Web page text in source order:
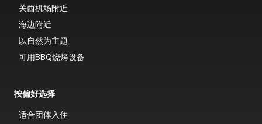
关西机场附近
海边附近
以自然为主题
可用BBQ烧烤设备
按偏好选择
适合团体入住